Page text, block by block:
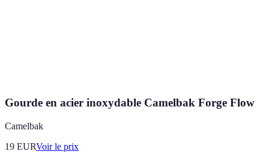
Gourde en acier inoxydable Camelbak Forge Flow
Camelbak
19 EURVoir le prix